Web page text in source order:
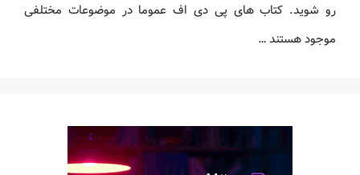
رو شوید. کتاب های پی دی اف عموما در موضوعات مختلفی
موجود هستند …